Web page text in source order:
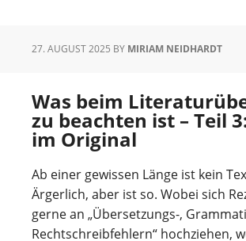
27. AUGUST 2025 BY MIRIAM NEIDHARDT
Was beim
zu beachten ist – Teil
im Original
Ab einer gewissen Länge ist kein
Ärgerlich, aber ist so. Wobei sich
gerne an „Übersetzungs-,
Rechtschreibfehlern“ hochziehen,